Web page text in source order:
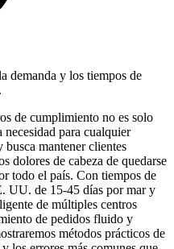
demanda y los tiempos de
de cumplimiento no es solo
necesidad para cualquier
mantener clientes
dolores de cabeza de quedarse
todo el país. Con tiempos de
UU. de 15-45 días por mar y
de múltiples centros
de pedidos fluido y
métodos prácticos de